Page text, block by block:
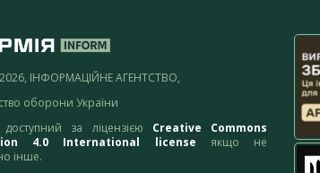
ІНФОРМАЦІЙНЕ АГЕНТСТВО,
оборони України
доступний за ліцензією Creative Commons
4.0 International license якщо не
інше.